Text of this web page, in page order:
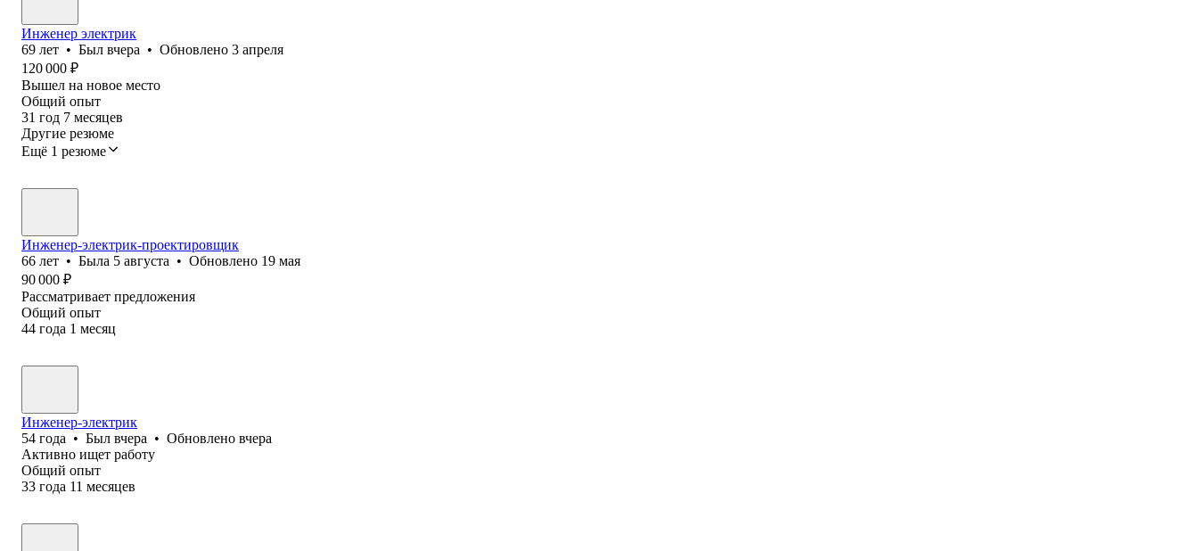
Инженер электрик
69 лет • Был вчера • Обновлено 3 апреля
120 000 ₽
Вышел на новое место
Общий опыт
31 год 7 месяцев
Другие резюме
Ещё 1 резюме
Инженер-электрик-проектировщик
66 лет • Была 5 августа • Обновлено 19 мая
90 000 ₽
Рассматривает предложения
Общий опыт
44 года 1 месяц
Инженер-электрик
54 года • Был вчера • Обновлено вчера
Активно ищет работу
Общий опыт
33 года 11 месяцев